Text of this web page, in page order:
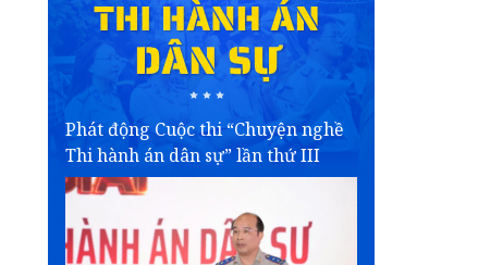
Phát động Cuộc thi “Chuyện nghề
Thi hành án dân sự” lần thứ III